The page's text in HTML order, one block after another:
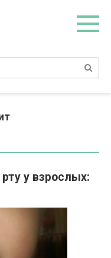
у взрослых: